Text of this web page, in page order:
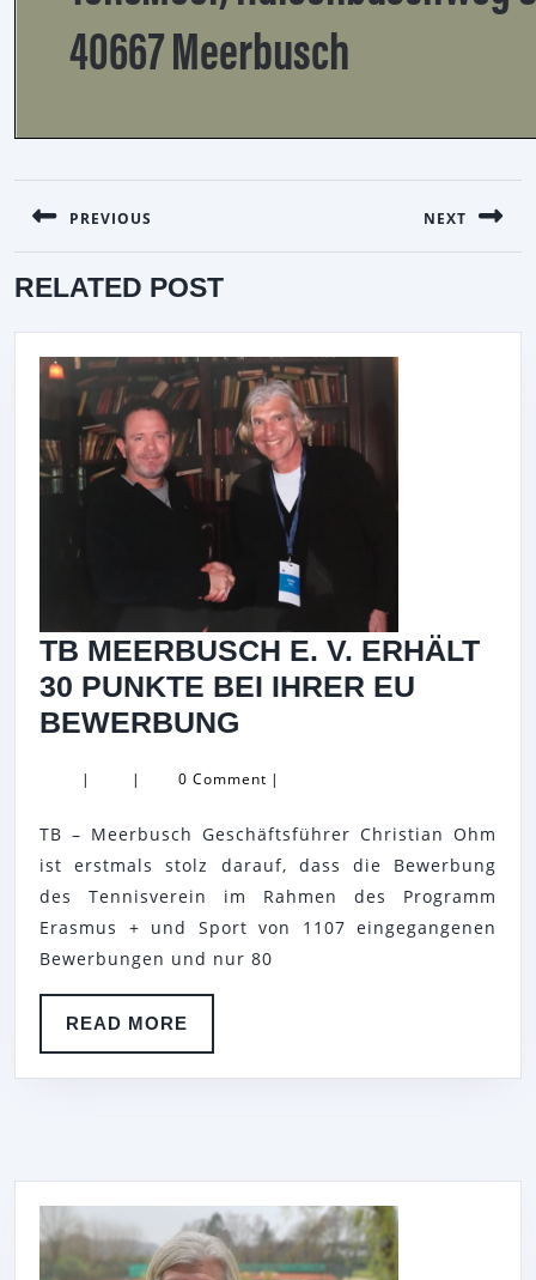
BEITRAGSNAVIGATION
PREVIOUS
post:
NEXT
RELATED POST
TB MEERBUSCH E. V. ERHÄLT
30 PUNKTE BEI IHRER EU
BEWERBUNG
E.
V.
ERHÄLT
30
PUNKTE
BEI
BEWERBUNG
| | 0 Comment |
TB – Meerbusch Geschäftsführer Christian Ohm
ist erstmals stolz darauf, dass die Bewerbung
des Tennisverein im Rahmen des Programm
Erasmus + und Sport von 1107 eingegangenen
Bewerbungen und nur 80
READ MORE
MORE